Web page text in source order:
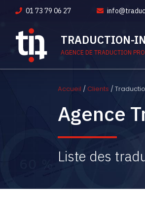
01 73 79 06 27
TRADUCTION-IN
AGENCE DE TRADUCTION
Accueil / Clients /
Agence
Liste des